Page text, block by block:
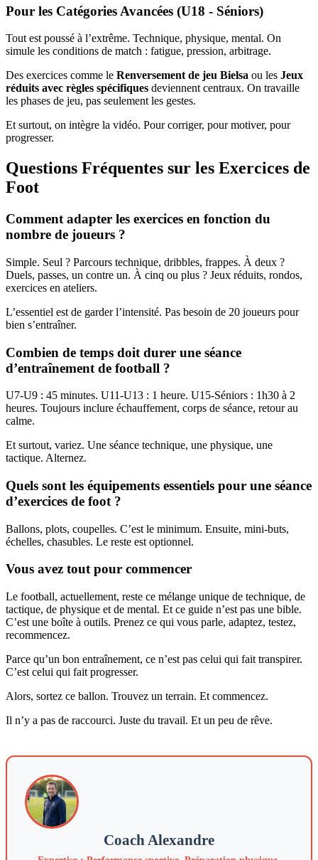
Pour les Catégories Avancées (U18 - Séniors)
Tout est poussé à l’extrême. Technique, physique, mental. On
simule les conditions de match : fatigue, pression, arbitrage.
Des exercices comme le Renversement de jeu Bielsa ou les Jeux
réduits avec règles spécifiques deviennent centraux. On travaille
les phases de jeu, pas seulement les gestes.
Et surtout, on intègre la vidéo. Pour corriger, pour motiver, pour
progresser.
Questions Fréquentes sur les Exercices de
Foot
Comment adapter les exercices en fonction du
nombre de joueurs ?
Simple. Seul ? Parcours technique, dribbles, frappes. À deux ?
Duels, passes, un contre un. À cinq ou plus ? Jeux réduits, rondos,
exercices en ateliers.
L’essentiel est de garder l’intensité. Pas besoin de 20 joueurs pour
bien s’entraîner.
Combien de temps doit durer une séance
d’entraînement de football ?
U7-U9 : 45 minutes. U11-U13 : 1 heure. U15-Séniors : 1h30 à 2
heures. Toujours inclure échauffement, corps de séance, retour au
calme.
Et surtout, variez. Une séance technique, une physique, une
tactique. Alternez.
Quels sont les équipements essentiels pour une séance
d’exercices de foot ?
Ballons, plots, coupelles. C’est le minimum. Ensuite, mini-buts,
échelles, chasubles. Le reste est optionnel.
Vous avez tout pour commencer
Le football, actuellement, reste ce mélange unique de technique, de
tactique, de physique et de mental. Et ce guide n’est pas une bible.
C’est une boîte à outils. Prenez ce qui vous parle, adaptez, testez,
recommencez.
Parce qu’un bon entraînement, ce n’est pas celui qui fait transpirer.
C’est celui qui fait progresser.
Alors, sortez ce ballon. Trouvez un terrain. Et commencez.
Il n’y a pas de raccourci. Juste du travail. Et un peu de rêve.
Coach Alexandre